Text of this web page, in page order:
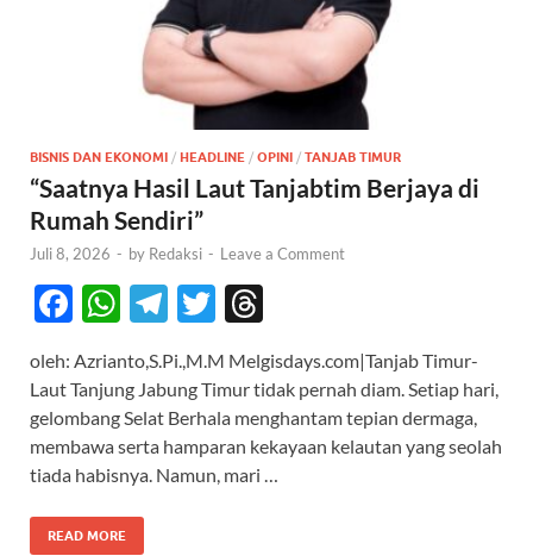
BISNIS DAN EKONOMI / HEADLINE / OPINI / TANJAB TIMUR
“Saatnya Hasil Laut Tanjabtim Berjaya di
Rumah Sendiri”
Juli 8, 2026 - by Redaksi - Leave a Comment
F
e
b
o
o
k
W
at
s
A
p
p
T
e
gr
a
m
T
itt
er
e
a
ds
oleh: Azrianto,S.Pi.,M.M Melgisdays.com|Tanjab Timur-
Laut Tanjung Jabung Timur tidak pernah diam. Setiap hari,
gelombang Selat Berhala menghantam tepian dermaga,
membawa serta hamparan kekayaan kelautan yang seolah
tiada habisnya. Namun, mari …
READ MORE